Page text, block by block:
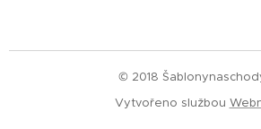
© 2018
Vytvořeno službou